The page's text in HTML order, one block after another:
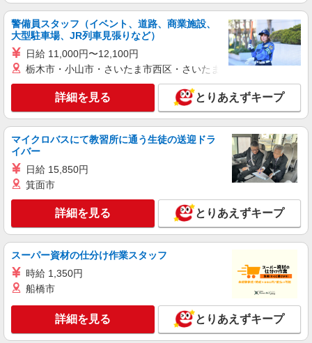
○。・゜+゜・。○。・゜+゜ 入社祝い金10万円支
給(規定有) お友達を紹介頂くと, インセンティブ支
給(規定有) ★月2回払い・週払い可能（規程有）★
゜・。○。・゜+゜・。○。・゜+゜
愛知県岡崎市のauショップ
キープ 詳細を見る
派遣社員
人気機種に詳しくなれる携帯販売【au】
月給273200円 ※研修期間6か月・時給1550円
※残業代支給 ★交通費別途支給（規定あり） ゜
+゜・。○。・゜+゜・。○。・゜+゜ 入社祝い金10
ィブ支給(規定有) ゜・。○。・゜+゜・。○。・゜
詳細を見る
紹介予定派遣
株式会社シエロ
【UQモバイル】人気機種に詳しくなれる携帯
販売
時給1400円〜 別途インセンティブ制度あり ※
有) お友達を紹介頂くと, インセンティブ支給(規定
有) ★月2回払い・週払い可能（規程有）★ ゜・。
○。・゜+゜・。○。・゜+゜
愛知県岡崎市のUQスポット
キープ 詳細を見る
警備員スタッフ（イベント、道路、商業施設、
大型駐車場、JR列車見張りなど）
日給 11,000円〜12,100円
栃木市・小山市・さいたま市西区・さいたま市岩槻区・久喜市・
詳細を見る とりあえずキープ
マイクロバスにて教習所に通う生徒の送迎ドラ
イバー
日給 15,850円
箕面市
詳細を見る とりあえずキープ
スーパー資材の仕分け作業スタッフ
時給 1,350円
船橋市
詳細を見る とりあえずキープ